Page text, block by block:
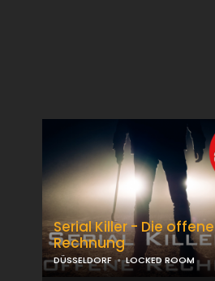
Serial Killer - Die offene
Rechnung
DÜSSELDORF LOCKED ROOM